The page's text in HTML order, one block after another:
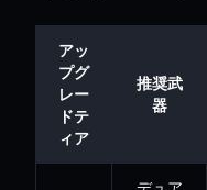
アッ
プグ
レー
ドテ
ィア
推奨武
器